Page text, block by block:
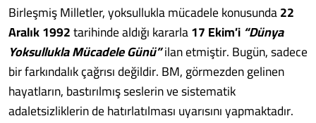
Birleşmiş Milletler, yoksullukla mücadele konusunda22
Aralık 1992tarihinde aldığı kararla17 Ekim’i“Dünya
Yoksullukla Mücadele Günü”ilan etmiştir. Bugün, sadece
bir farkındalık çağrısı değildir. BM, görmezden gelinen
hayatların, bastırılmış seslerin ve sistematik
adaletsizliklerin de hatırlatılması uyarısını yapmaktadır.